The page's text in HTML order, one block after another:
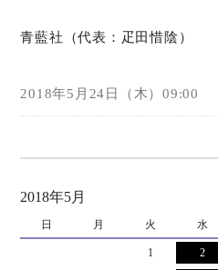
青藍社（代表：疋田惜陰）
2018年5月24日（木）09:00
2018年5月
日 月 火 水
1 2